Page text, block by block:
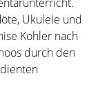
Ukulele und
Kohler nach
durch den